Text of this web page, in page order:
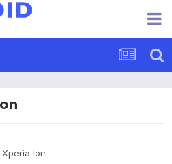
Xperia Ion